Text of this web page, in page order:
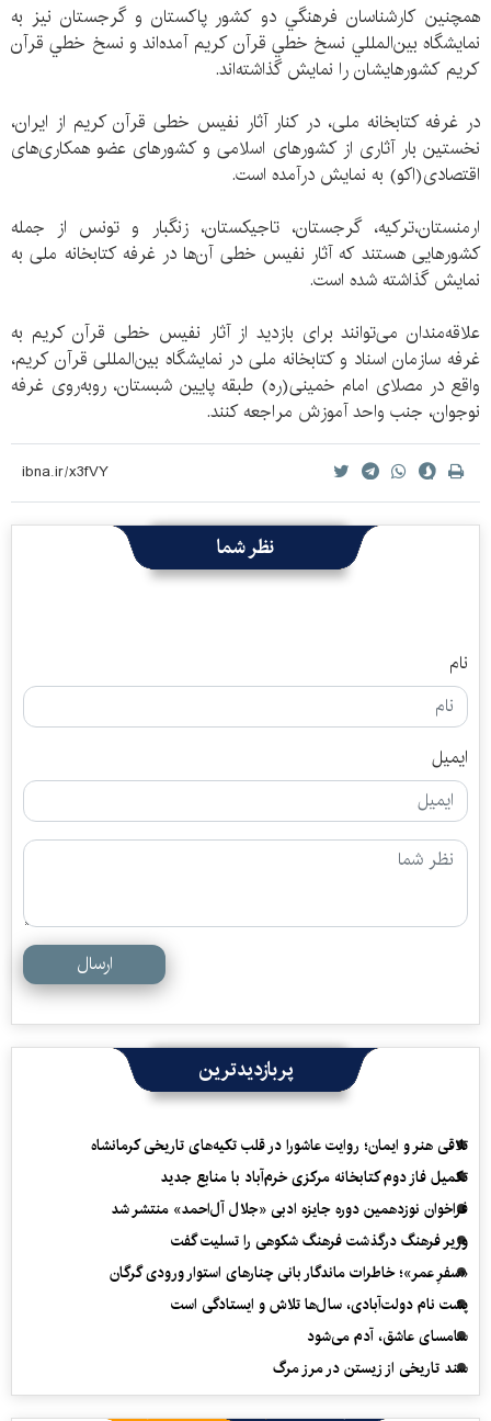
همچنين كارشناسان فرهنگي دو كشور پاكستان و گرجستان نيز به
نمايشگاه بين‌المللي نسخ خطي قرآن كريم آمده‌اند و نسخ خطي قرآن
كريم كشورهايشان را نمايش گذاشته‌اند.
در غرفه کتابخانه ملی، در کنار آثار نفیس خطی قرآن کریم از ایران،
نخستین بار آثاری از کشورهای اسلامی و کشورهای عضو همکاری‌های
اقتصادی(اکو) به نمایش درآمده است.
ارمنستان،ترکیه، گرجستان، تاجیکستان، زنگبار و تونس از جمله
کشورهایی هستند که آثار نفیس خطی آن‌ها در غرفه کتابخانه ملی به
نمایش گذاشته شده است.
علاقه‌مندان می‌توانند برای بازدید از آثار نفیس خطی قرآن کریم به
غرفه سازمان اسناد و کتابخانه ملی در نمایشگاه بین‌المللی قرآن کریم،
واقع در مصلای امام خمینی(ره) طبقه پایین شبستان، روبه‌روی غرفه
نوجوان، جنب واحد آموزش مراجعه کنند.
نظر شما
نام
ایمیل
ارسال
پربازدیدترین
تلاقی هنر و ایمان؛ روایت عاشورا در قلب تکیه‌های تاریخی کرمانشاه
تکمیل فاز دوم کتابخانه مرکزی خرم‌آباد با منابع جدید
فراخوان نوزدهمین دوره جایزه ادبی «جلال آل‌احمد» منتشر شد
وزیر فرهنگ درگذشت فرهنگ شکوهی را تسلیت گفت
«سفرِ عمر»؛ خاطرات ماندگار بانی چنارهای استوار ورودی گرگان
پشت نام دولت‌آبادی، سال‌ها تلاش و ایستادگی است
سامسای عاشق، آدم می‌شود
سند تاریخی از زیستن در مرز مرگ